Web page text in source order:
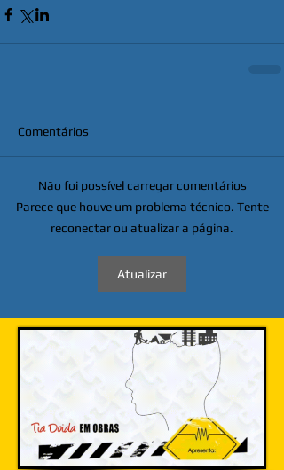
Comentários
Não foi possível carregar comentários
Parece que houve um problema técnico. Tente
reconectar ou atualizar a página.
Atualizar